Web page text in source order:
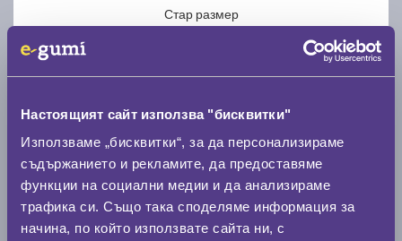
Настоящият сайт използва "бисквитки"
Използваме „бисквитки“, за да персонализираме
съдържанието и рекламите, да предоставяме
функции на социални медии и да анализираме
трафика си. Също така споделяме информация за
начина, по който използвате сайта ни, с
Стар размер
Нов размер